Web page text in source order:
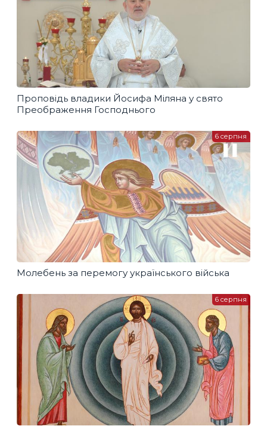
Проповідь владики Йосифа Міляна у свято
Преображення Господнього
Молебень за перемогу українського війська
6 серпня
6 серпня